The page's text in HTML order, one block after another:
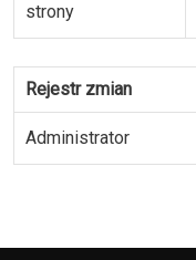
strony
Rejestr zmian
Administrator